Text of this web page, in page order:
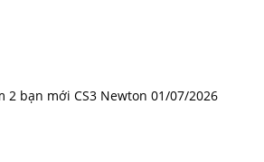
2 bạn mới CS3 Newton 01/07/2026